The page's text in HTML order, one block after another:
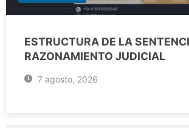
ESTRUCTURA DE LA
RAZONAMIENTO JUDICIAL
7 agosto, 2026